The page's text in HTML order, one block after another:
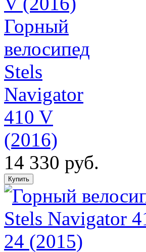
Горный
велосипед
Stels
Navigator
410 V
(2016)
14 330 руб.